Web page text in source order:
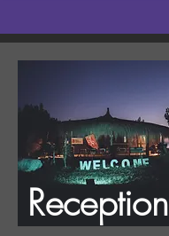
Reception